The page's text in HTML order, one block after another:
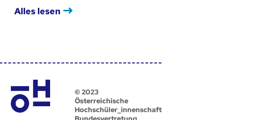
Alles lesen
© 2023
Österreichische
Hochschüler_innenschaft